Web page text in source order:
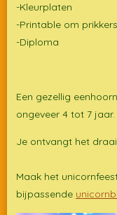
-Kleurplaten
-Printable om
-Diploma
Een gezellig
ongeveer 4 tot 7 jaar.
Je ontvangt het
Maak het
bijpassende